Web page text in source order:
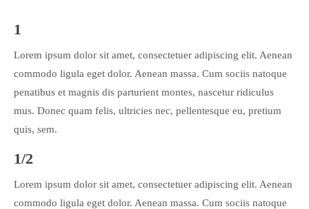
Cybersteel Inc.
376-293 City Road, Suite 600
San Francisco, CA 94102
Have any questions?
info@yourdomain.com
1
Lorem ipsum dolor sit amet, consectetuer adipiscing elit. Aenean
commodo ligula eget dolor. Aenean massa. Cum sociis natoque
penatibus et magnis dis parturient montes, nascetur ridiculus
mus. Donec quam felis, ultricies nec, pellentesque eu, pretium
quis, sem.
1/2
Lorem ipsum dolor sit amet, consectetuer adipiscing elit. Aenean
commodo ligula eget dolor. Aenean massa. Cum sociis natoque